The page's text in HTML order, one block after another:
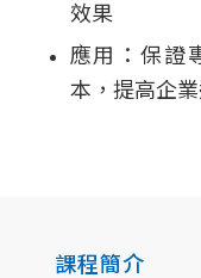
效果
應用：保證
本，提高企
課程簡介